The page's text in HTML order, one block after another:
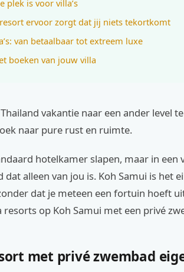
plek is voor villa’s
ervoor zorgt dat jij niets tekortkomt
van betaalbaar tot extreem luxe
boeken van jouw villa
vakantie naar een ander level
naar pure rust en ruimte.
hotelkamer slapen, maar in een
alleen van jou is. Koh Samui is het
dat je meteen een fortuin hoeft
op Koh Samui met een privé
met privé zwembad